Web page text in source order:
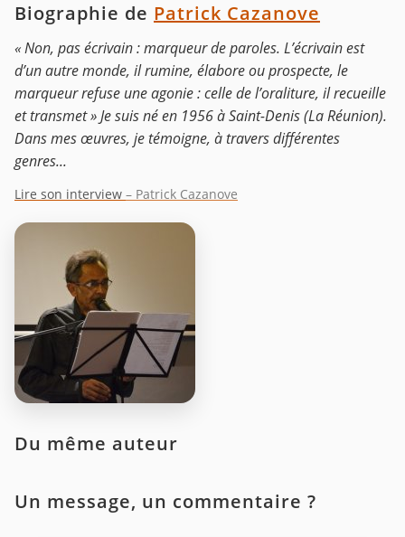
Biographie de Patrick Cazanove
« Non, pas écrivain : marqueur de paroles. L’écrivain est
d’un autre monde, il rumine, élabore ou prospecte, le
marqueur refuse une agonie : celle de l’oraliture, il recueille
et transmet » Je suis né en 1956 à Saint-Denis (La Réunion).
Dans mes œuvres, je témoigne, à travers différentes
genres...
Lire son interview – Patrick Cazanove
Du même auteur
Un message, un commentaire ?